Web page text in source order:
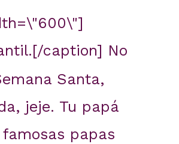
caption] No
Santa,
jeje. Tu papá
papas